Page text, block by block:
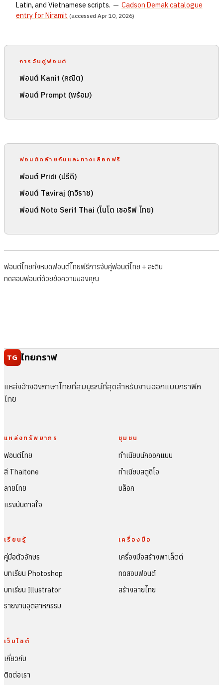
Latin, and Vietnamese scripts. — Cadson Demak catalogue
entry for Niramit (accessed Apr 10, 2026)
การจับคู่ฟอนต์
ฟอนต์ Kanit (คณิต)
ฟอนต์ Prompt (พร้อม)
ฟอนต์คล้ายกันและทางเลือกฟรี
ฟอนต์ Pridi (ปรีดี)
ฟอนต์ Taviraj (ทวิราช)
ฟอนต์ Noto Serif Thai (โนโต เซอริฟ ไทย)
ฟอนต์ไทยทั้งหมดฟอนต์ไทยฟรีการจับคู่ฟอนต์ไทย + ละติน
ทดสอบฟอนต์ด้วยข้อความของคุณ
TG ไทยกราฟ
แหล่งอ้างอิงภาษาไทยที่สมบูรณ์ที่สุดสำหรับงานออกแบบกราฟิก
ไทย
แหล่งทรัพยากร
ฟอนต์ไทย
สี Thaitone
ลายไทย
แรงบันดาลใจ
ชุมชน
ทำเนียบนักออกแบบ
ทำเนียบสตูดิโอ
บล็อก
เรียนรู้
คู่มือตัวอักษร
บทเรียน Photoshop
บทเรียน Illustrator
รายงานอุตสาหกรรม
เครื่องมือ
เครื่องมือสร้างพาเล็ตต์
ทดสอบฟอนต์
สร้างลายไทย
เว็บไซต์
เกี่ยวกับ
ติดต่อเรา